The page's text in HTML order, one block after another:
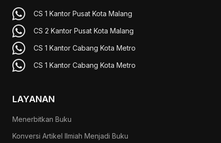
CS 1 Kantor Pusat Kota Malang
CS 2 Kantor Pusat Kota Malang
CS 1 Kantor Cabang Kota Metro
CS 1 Kantor Cabang Kota Metro
LAYANAN
Menerbitkan Buku
Konversi Artikel Ilmiah Menjadi Buku